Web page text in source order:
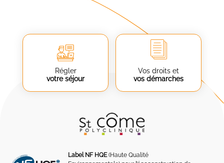
Régler
votre séjour
Vos droits et
vos démarches
Label NF HQE(Haute Qualité